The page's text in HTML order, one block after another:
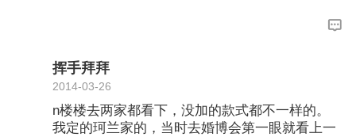
挥手拜拜
2014-03-26
n楼楼去两家都看下，没加的款式都不一样的。
我定的珂兰家的，当时去婚博会第一眼就看上一